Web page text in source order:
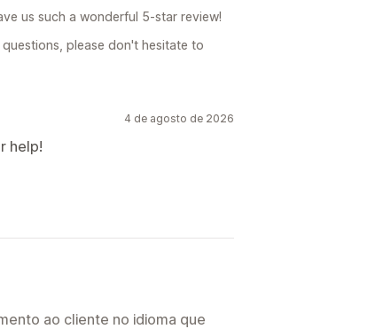
us such a wonderful 5-star review!
please don't hesitate to
4 de agosto de 2026
help!
ao cliente no idioma que